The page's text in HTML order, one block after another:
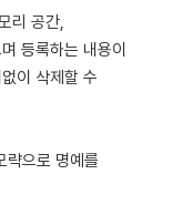
리 공간,
등록하는 내용이
이 삭제할 수
략으로 명예를